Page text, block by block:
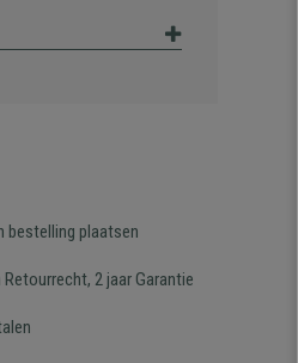
bestelling plaatsen
Retourrecht, 2 jaar Garantie